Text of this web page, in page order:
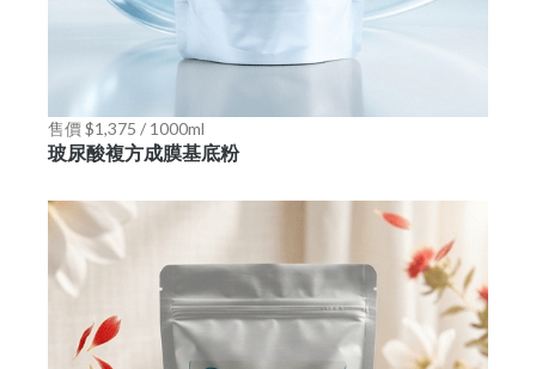
售價 $1,375 / 1000ml
玻尿酸複方成膜基底粉